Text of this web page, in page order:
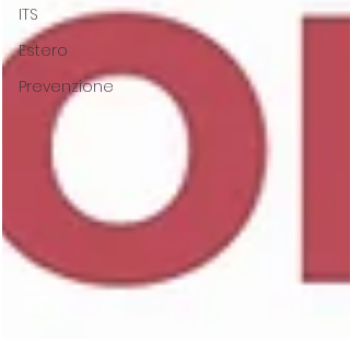
ITS
Estero
Prevenzione